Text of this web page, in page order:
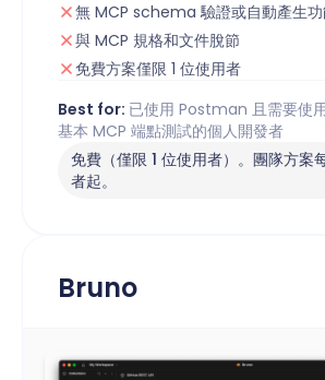
無 MCP schema 驗證或自動產生
與 MCP 規格和文件脫節
免費方案僅限 1 位使用者
Best for: 已使用 Postman 且需要使
基本 MCP 端點測試的個人開發者
免費（僅限 1 位使用者）。團隊方案
者起。
Bruno